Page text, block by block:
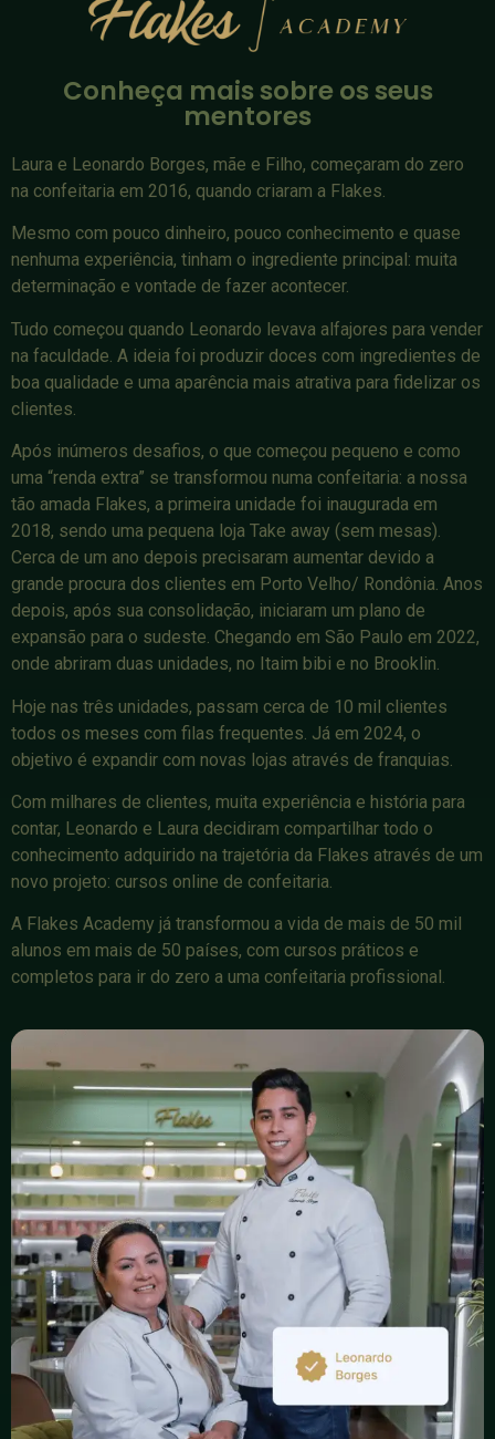
Conheça mais sobre os seus
mentores
Laura e Leonardo Borges, mãe e Filho, começaram do zero
na confeitaria em 2016, quando criaram a Flakes.
Mesmo com pouco dinheiro, pouco conhecimento e quase
nenhuma experiência, tinham o ingrediente principal: muita
determinação e vontade de fazer acontecer.
Tudo começou quando Leonardo levava alfajores para vender
na faculdade. A ideia foi produzir doces com ingredientes de
boa qualidade e uma aparência mais atrativa para fidelizar os
clientes.
Após inúmeros desafios, o que começou pequeno e como
uma “renda extra” se transformou numa confeitaria: a nossa
tão amada Flakes, a primeira unidade foi inaugurada em
2018, sendo uma pequena loja Take away (sem mesas).
Cerca de um ano depois precisaram aumentar devido a
grande procura dos clientes em Porto Velho/ Rondônia. Anos
depois, após sua consolidação, iniciaram um plano de
expansão para o sudeste. Chegando em São Paulo em 2022,
onde abriram duas unidades, no Itaim bibi e no Brooklin.
Hoje nas três unidades, passam cerca de 10 mil clientes
todos os meses com filas frequentes. Já em 2024, o
objetivo é expandir com novas lojas através de franquias.
Com milhares de clientes, muita experiência e história para
contar, Leonardo e Laura decidiram compartilhar todo o
conhecimento adquirido na trajetória da Flakes através de um
novo projeto: cursos online de confeitaria.
A Flakes Academy já transformou a vida de mais de 50 mil
alunos em mais de 50 países, com cursos práticos e
completos para ir do zero a uma confeitaria profissional.